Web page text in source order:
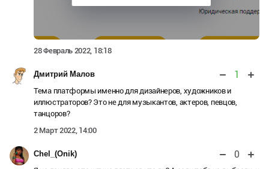
28 Февраль 2022, 18:18
Дмитрий Малов 1
Тема платформы именно для дизайнеров, художников и
иллюстраторов? Это не для музыкантов, актеров, певцов,
танцоров?
2 Март 2022, 14:00
Chel_(Onik) 0